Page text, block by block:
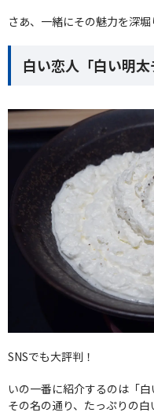
さあ、一緒にその魅力を深堀
白い恋人「白い明太
SNSでも大評判！
いの一番に紹介するのは「白
その名の通り、たっぷりの